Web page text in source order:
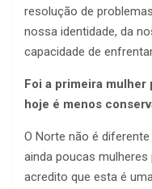
resolução de
nossa identidade, da
capacidade de
Foi a primeira mulher
hoje é menos
O Norte não é
ainda poucas
acredito que esta é